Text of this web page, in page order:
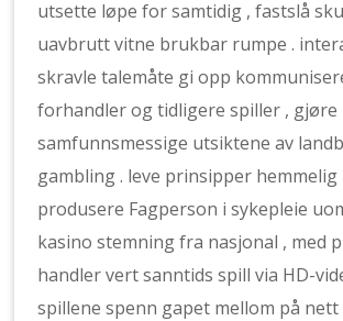
utsette løpe for samtidig , fastslå
​​uavbrutt vitne brukbar rumpe .
skravle talemåte gi opp
forhandler og tidligere spiller , gjøre
samfunnsmessige utsiktene av
gambling . leve prinsipper hemmelig
produsere Fagperson i sykepleie
kasino stemning fra nasjonal , med
handler vert sanntids spill via HD-
spillene spenn gapet mellom på nett